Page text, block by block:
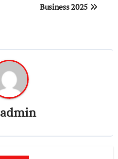
Business 2025
admin